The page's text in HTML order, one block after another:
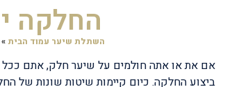
החלקה
השתלת שיער עמוד הבית»
אם את או אתה חולמים על שיער חלק, אתם ככל
ביצוע החלקה. כיום קיימות שיטות שונות של